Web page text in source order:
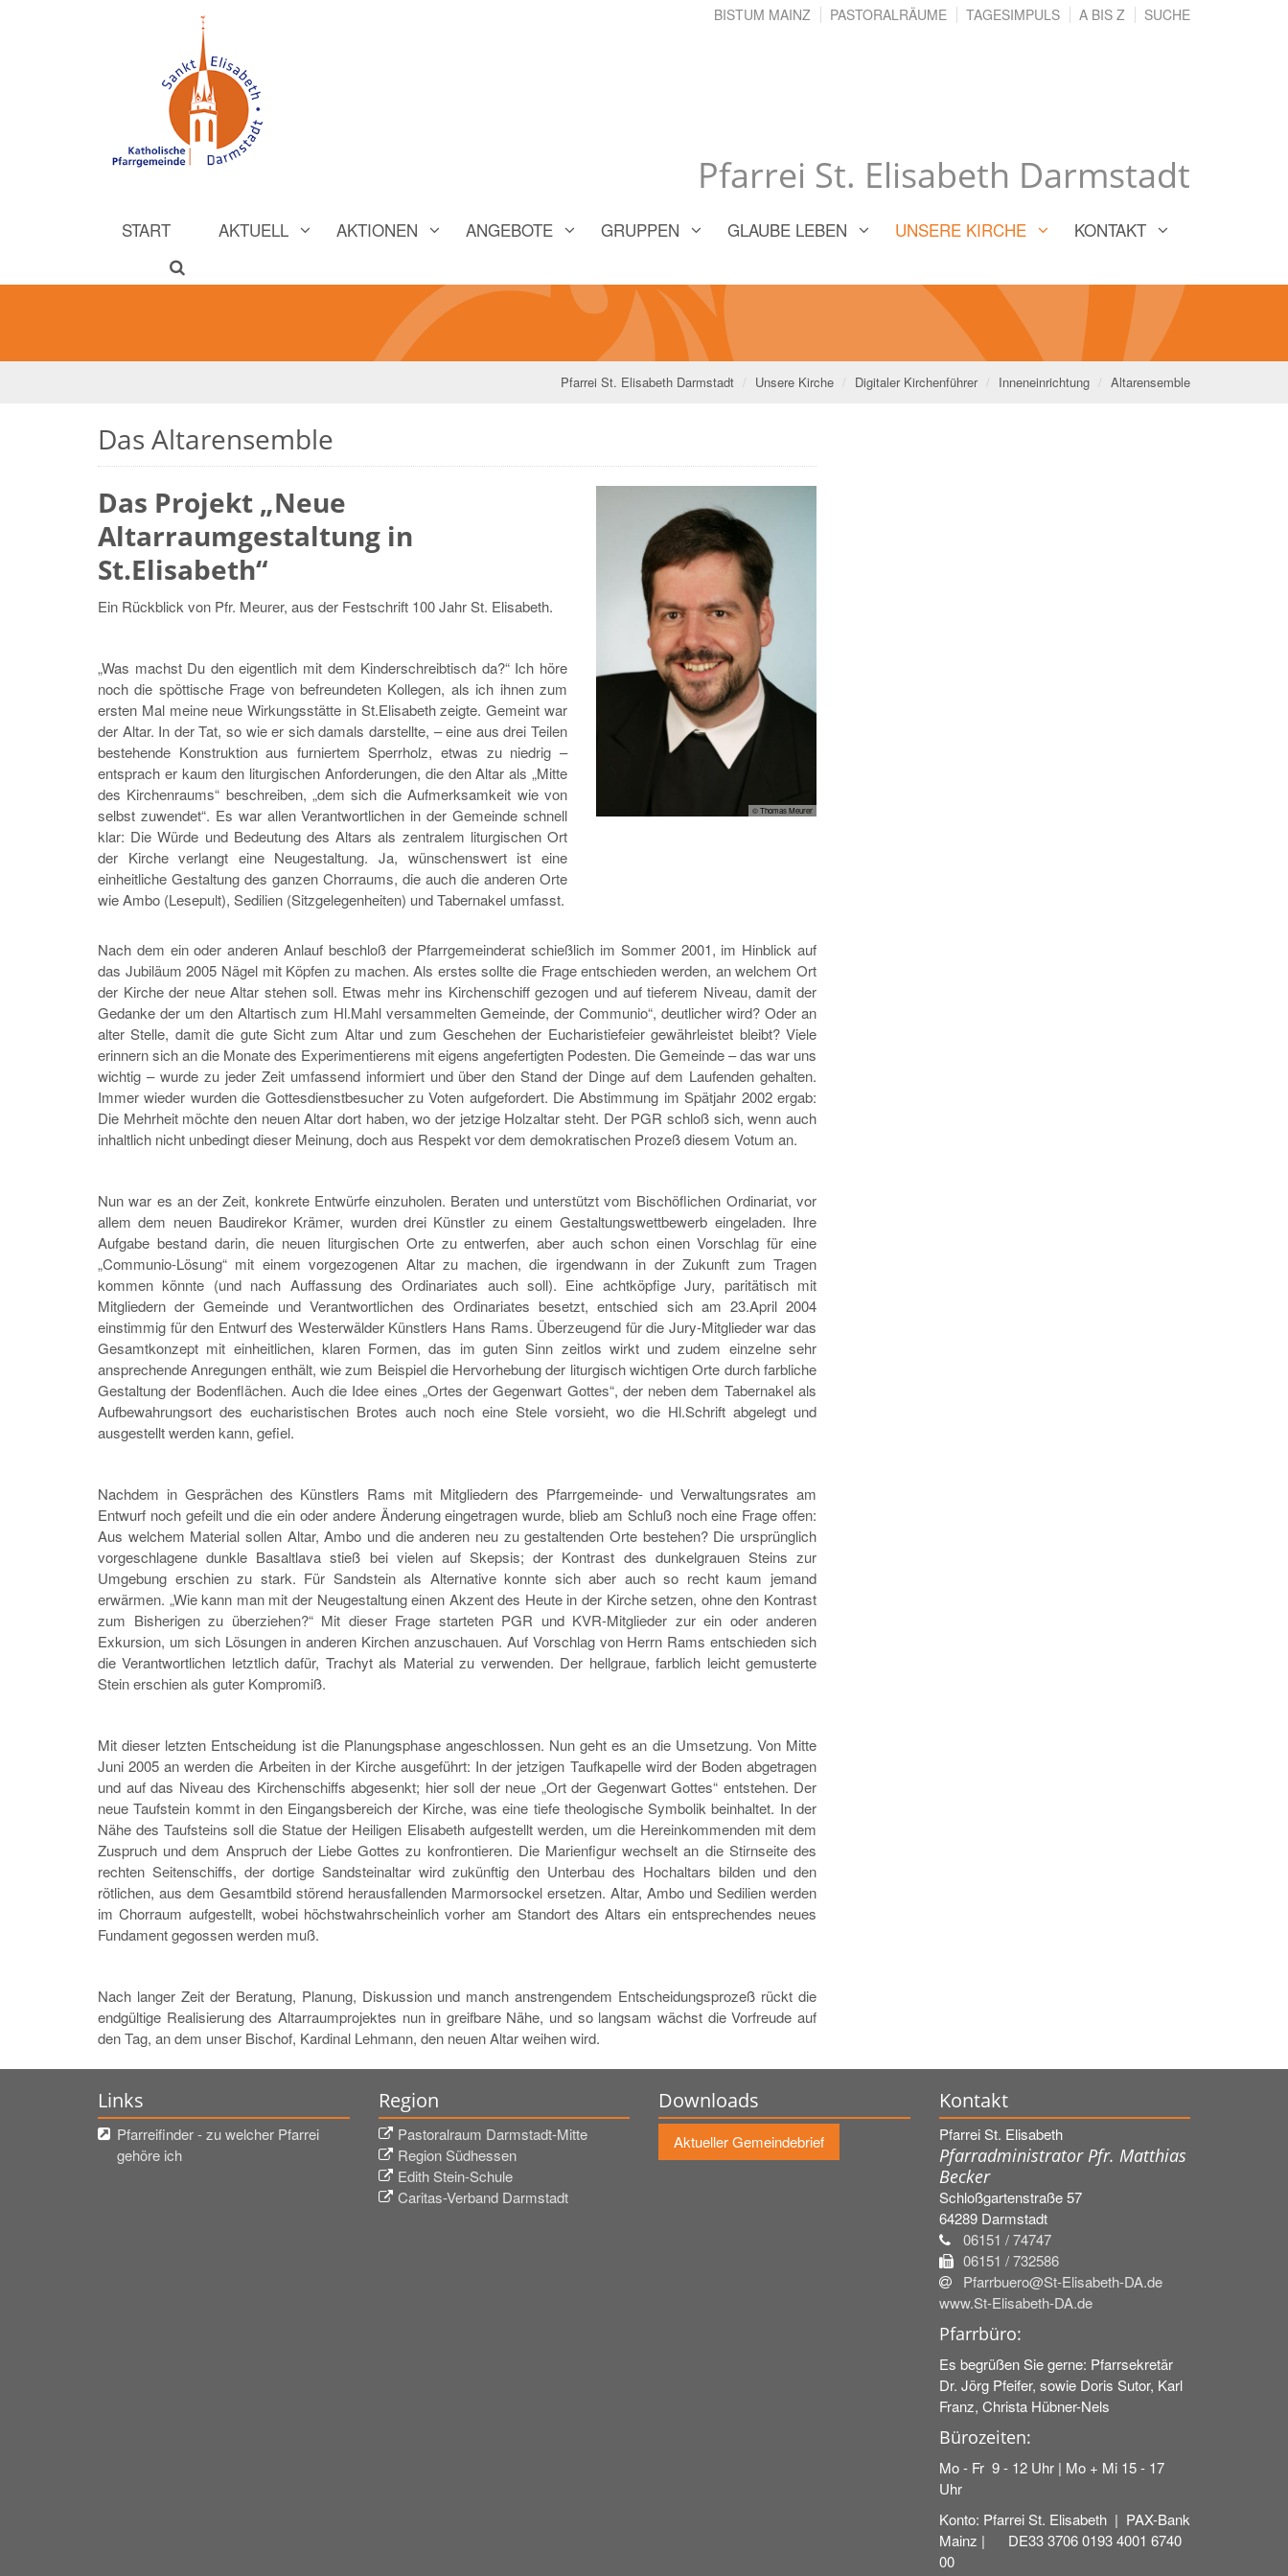
Pfarrei St. Elisabeth Darmstadt
BISTUM MAINZ PASTORALRÄUME TAGESIMPULS A BIS Z SUCHE
START AKTUELL AKTIONEN ANGEBOTE GRUPPEN GLAUBE LEBEN UNSERE KIRCHE KONTAKT
Pfarrei St. Elisabeth Darmstadt Unsere Kirche Digitaler Kirchenführer Inneneinrichtung Altarensemble
Das Altarensemble
© Thomas Meurer
Das Projekt „Neue
Altarraumgestaltung in
St.Elisabeth“
Ein Rückblick von Pfr. Meurer, aus der Festschrift 100 Jahr St. Elisabeth.
„Was machst Du den eigentlich mit dem Kinderschreibtisch da?“ Ich höre
noch die spöttische Frage von befreundeten Kollegen, als ich ihnen zum
ersten Mal meine neue Wirkungsstätte in St.Elisabeth zeigte. Gemeint war
der Altar. In der Tat, so wie er sich damals darstellte, – eine aus drei Teilen
bestehende Konstruktion aus furniertem Sperrholz, etwas zu niedrig –
entsprach er kaum den liturgischen Anforderungen, die den Altar als „Mitte
des Kirchenraums“ beschreiben, „dem sich die Aufmerksamkeit wie von
selbst zuwendet“. Es war allen Verantwortlichen in der Gemeinde schnell
klar: Die Würde und Bedeutung des Altars als zentralem liturgischen Ort
der Kirche verlangt eine Neugestaltung. Ja, wünschenswert ist eine
einheitliche Gestaltung des ganzen Chorraums, die auch die anderen Orte
wie Ambo (Lesepult), Sedilien (Sitzgelegenheiten) und Tabernakel umfasst.
Nach dem ein oder anderen Anlauf beschloß der Pfarrgemeinderat schießlich im Sommer 2001, im Hinblick auf
das Jubiläum 2005 Nägel mit Köpfen zu machen. Als erstes sollte die Frage entschieden werden, an welchem Ort
der Kirche der neue Altar stehen soll. Etwas mehr ins Kirchenschiff gezogen und auf tieferem Niveau, damit der
Gedanke der um den Altartisch zum Hl.Mahl versammelten Gemeinde, der Communio“, deutlicher wird? Oder an
alter Stelle, damit die gute Sicht zum Altar und zum Geschehen der Eucharistiefeier gewährleistet bleibt? Viele
erinnern sich an die Monate des Experimentierens mit eigens angefertigten Podesten. Die Gemeinde – das war uns
wichtig – wurde zu jeder Zeit umfassend informiert und über den Stand der Dinge auf dem Laufenden gehalten.
Immer wieder wurden die Gottesdienstbesucher zu Voten aufgefordert. Die Abstimmung im Spätjahr 2002 ergab:
Die Mehrheit möchte den neuen Altar dort haben, wo der jetzige Holzaltar steht. Der PGR schloß sich, wenn auch
inhaltlich nicht unbedingt dieser Meinung, doch aus Respekt vor dem demokratischen Prozeß diesem Votum an.
Nun war es an der Zeit, konkrete Entwürfe einzuholen. Beraten und unterstützt vom Bischöflichen Ordinariat, vor
allem dem neuen Baudirekor Krämer, wurden drei Künstler zu einem Gestaltungswettbewerb eingeladen. Ihre
Aufgabe bestand darin, die neuen liturgischen Orte zu entwerfen, aber auch schon einen Vorschlag für eine
„Communio-Lösung“ mit einem vorgezogenen Altar zu machen, die irgendwann in der Zukunft zum Tragen
kommen könnte (und nach Auffassung des Ordinariates auch soll). Eine achtköpfige Jury, paritätisch mit
Mitgliedern der Gemeinde und Verantwortlichen des Ordinariates besetzt, entschied sich am 23.April 2004
einstimmig für den Entwurf des Westerwälder Künstlers Hans Rams. Überzeugend für die Jury-Mitglieder war das
Gesamtkonzept mit einheitlichen, klaren Formen, das im guten Sinn zeitlos wirkt und zudem einzelne sehr
ansprechende Anregungen enthält, wie zum Beispiel die Hervorhebung der liturgisch wichtigen Orte durch farbliche
Gestaltung der Bodenflächen. Auch die Idee eines „Ortes der Gegenwart Gottes“, der neben dem Tabernakel als
Aufbewahrungsort des eucharistischen Brotes auch noch eine Stele vorsieht, wo die Hl.Schrift abgelegt und
ausgestellt werden kann, gefiel.
Nachdem in Gesprächen des Künstlers Rams mit Mitgliedern des Pfarrgemeinde- und Verwaltungsrates am
Entwurf noch gefeilt und die ein oder andere Änderung eingetragen wurde, blieb am Schluß noch eine Frage offen:
Aus welchem Material sollen Altar, Ambo und die anderen neu zu gestaltenden Orte bestehen? Die ursprünglich
vorgeschlagene dunkle Basaltlava stieß bei vielen auf Skepsis; der Kontrast des dunkelgrauen Steins zur
Umgebung erschien zu stark. Für Sandstein als Alternative konnte sich aber auch so recht kaum jemand
erwärmen. „Wie kann man mit der Neugestaltung einen Akzent des Heute in der Kirche setzen, ohne den Kontrast
zum Bisherigen zu überziehen?“ Mit dieser Frage starteten PGR und KVR-Mitglieder zur ein oder anderen
Exkursion, um sich Lösungen in anderen Kirchen anzuschauen. Auf Vorschlag von Herrn Rams entschieden sich
die Verantwortlichen letztlich dafür, Trachyt als Material zu verwenden. Der hellgraue, farblich leicht gemusterte
Stein erschien als guter Kompromiß.
Mit dieser letzten Entscheidung ist die Planungsphase angeschlossen. Nun geht es an die Umsetzung. Von Mitte
Juni 2005 an werden die Arbeiten in der Kirche ausgeführt: In der jetzigen Taufkapelle wird der Boden abgetragen
und auf das Niveau des Kirchenschiffs abgesenkt; hier soll der neue „Ort der Gegenwart Gottes“ entstehen. Der
neue Taufstein kommt in den Eingangsbereich der Kirche, was eine tiefe theologische Symbolik beinhaltet. In der
Nähe des Taufsteins soll die Statue der Heiligen Elisabeth aufgestellt werden, um die Hereinkommenden mit dem
Zuspruch und dem Anspruch der Liebe Gottes zu konfrontieren. Die Marienfigur wechselt an die Stirnseite des
rechten Seitenschiffs, der dortige Sandsteinaltar wird zukünftig den Unterbau des Hochaltars bilden und den
rötlichen, aus dem Gesamtbild störend herausfallenden Marmorsockel ersetzen. Altar, Ambo und Sedilien werden
im Chorraum aufgestellt, wobei höchstwahrscheinlich vorher am Standort des Altars ein entsprechendes neues
Fundament gegossen werden muß.
Nach langer Zeit der Beratung, Planung, Diskussion und manch anstrengendem Entscheidungsprozeß rückt die
endgültige Realisierung des Altarraumprojektes nun in greifbare Nähe, und so langsam wächst die Vorfreude auf
den Tag, an dem unser Bischof, Kardinal Lehmann, den neuen Altar weihen wird.
Links
Pfarreifinder - zu welcher Pfarrei
gehöre ich
Region
Pastoralraum Darmstadt-Mitte
Region Südhessen
Edith Stein-Schule
Caritas-Verband Darmstadt
Downloads
Aktueller Gemeindebrief
Kontakt
Pfarrei St. Elisabeth
Pfarradministrator Pfr. Matthias
Becker
Schloßgartenstraße 57
64289 Darmstadt
06151 / 74747
06151 / 732586
Pfarrbuero@St-Elisabeth-DA.de
www.St-Elisabeth-DA.de
Pfarrbüro:
Es begrüßen Sie gerne: Pfarrsekretär
Dr. Jörg Pfeifer, sowie Doris Sutor, Karl
Franz, Christa Hübner-Nels
Bürozeiten:
Mo - Fr 9 - 12 Uhr | Mo + Mi 15 - 17
Uhr
Konto: Pfarrei St. Elisabeth | PAX-Bank
Mainz | DE33 3706 0193 4001 6740
00